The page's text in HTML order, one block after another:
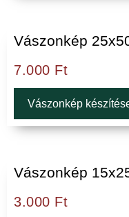
Vászonkép
7.000 Ft
Vászonkép
Vászonkép
3.000 Ft